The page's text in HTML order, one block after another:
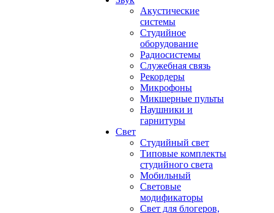
Акустические
системы
Студийное
оборудование
Радиосистемы
Служебная связь
Рекордеры
Микрофоны
Микшерные пульты
Наушники и
гарнитуры
Свет
Студийный свет
Типовые комплекты
студийного света
Мобильный
Световые
модификаторы
Свет для блогеров,